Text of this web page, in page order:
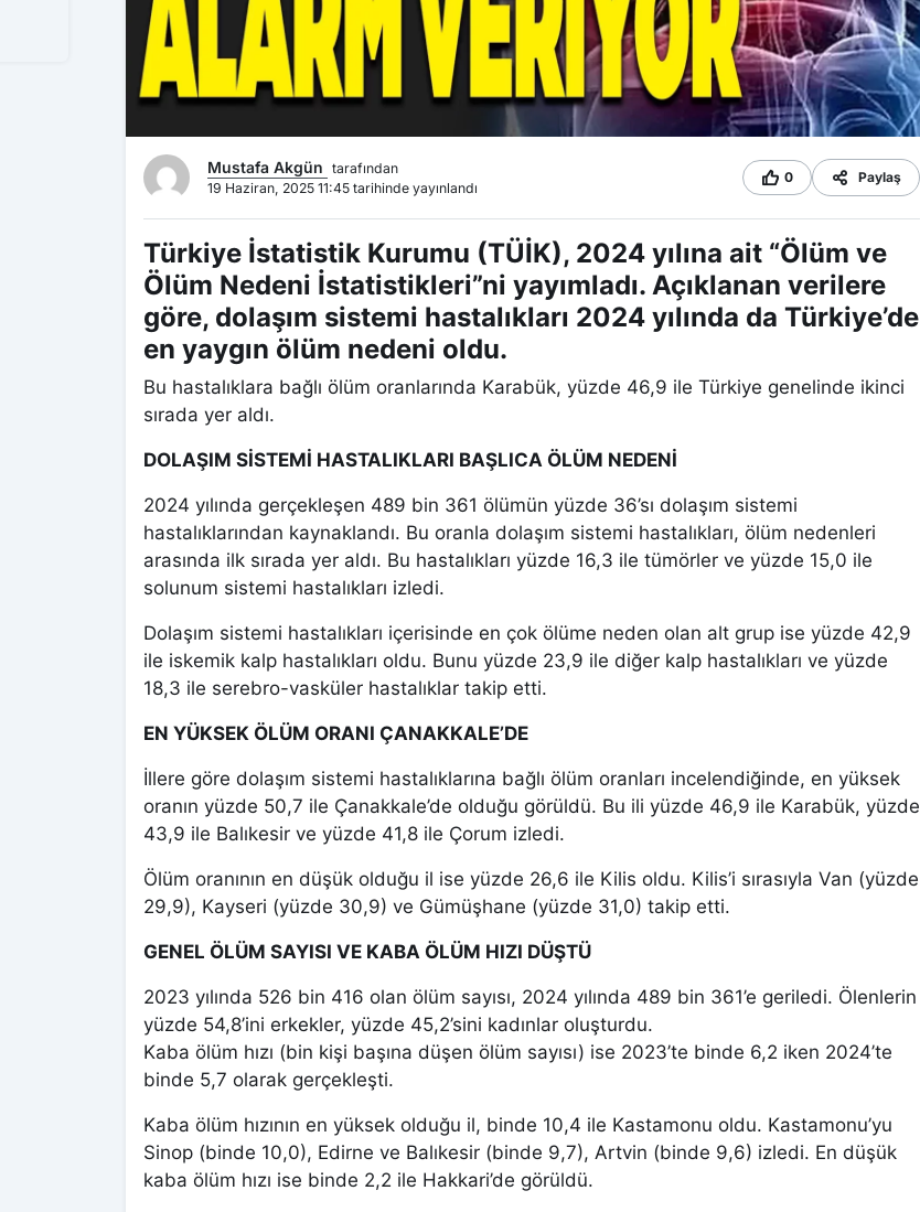
Mustafa Akgün tarafından
19 Haziran, 2025 11:45 tarihinde yayınlandı
0 Paylaş
Türkiye İstatistik Kurumu (TÜİK), 2024 yılına ait “Ölüm ve
Ölüm Nedeni İstatistikleri”ni yayımladı. Açıklanan verilere
göre, dolaşım sistemi hastalıkları 2024 yılında da Türkiye’de
en yaygın ölüm nedeni oldu.
Bu hastalıklara bağlı ölüm oranlarında Karabük, yüzde 46,9 ile Türkiye genelinde ikinci
sırada yer aldı.
DOLAŞIM SİSTEMİ HASTALIKLARI BAŞLICA ÖLÜM NEDENİ
2024 yılında gerçekleşen 489 bin 361 ölümün yüzde 36’sı dolaşım sistemi
hastalıklarından kaynaklandı. Bu oranla dolaşım sistemi hastalıkları, ölüm nedenleri
arasında ilk sırada yer aldı. Bu hastalıkları yüzde 16,3 ile tümörler ve yüzde 15,0 ile
solunum sistemi hastalıkları izledi.
Dolaşım sistemi hastalıkları içerisinde en çok ölüme neden olan alt grup ise yüzde 42,9
ile iskemik kalp hastalıkları oldu. Bunu yüzde 23,9 ile diğer kalp hastalıkları ve yüzde
18,3 ile serebro-vasküler hastalıklar takip etti.
EN YÜKSEK ÖLÜM ORANI ÇANAKKALE’DE
İllere göre dolaşım sistemi hastalıklarına bağlı ölüm oranları incelendiğinde, en yüksek
oranın yüzde 50,7 ile Çanakkale’de olduğu görüldü. Bu ili yüzde 46,9 ile Karabük, yüzde
43,9 ile Balıkesir ve yüzde 41,8 ile Çorum izledi.
Ölüm oranının en düşük olduğu il ise yüzde 26,6 ile Kilis oldu. Kilis’i sırasıyla Van (yüzde
29,9), Kayseri (yüzde 30,9) ve Gümüşhane (yüzde 31,0) takip etti.
GENEL ÖLÜM SAYISI VE KABA ÖLÜM HIZI DÜŞTÜ
2023 yılında 526 bin 416 olan ölüm sayısı, 2024 yılında 489 bin 361’e geriledi. Ölenlerin
yüzde 54,8’ini erkekler, yüzde 45,2’sini kadınlar oluşturdu.
Kaba ölüm hızı (bin kişi başına düşen ölüm sayısı) ise 2023’te binde 6,2 iken 2024’te
binde 5,7 olarak gerçekleşti.
Kaba ölüm hızının en yüksek olduğu il, binde 10,4 ile Kastamonu oldu. Kastamonu’yu
Sinop (binde 10,0), Edirne ve Balıkesir (binde 9,7), Artvin (binde 9,6) izledi. En düşük
kaba ölüm hızı ise binde 2,2 ile Hakkari’de görüldü.